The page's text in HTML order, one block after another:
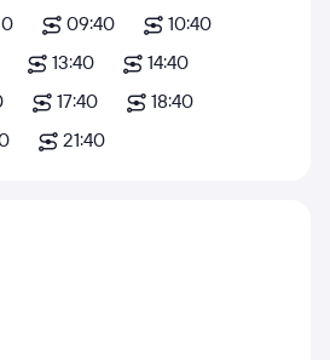
09:40
10:40
13:40
14:40
17:40
18:40
21:40